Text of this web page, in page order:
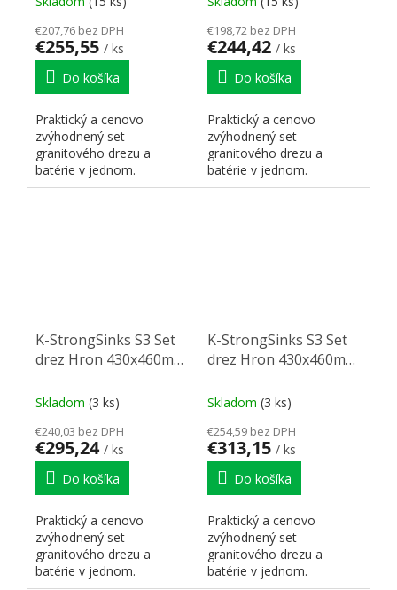
€207,76 bez DPH
€255,55 / ks
Do košíka
Praktický a cenovo
zvýhodnený set
granitového drezu a
batérie v jednom.
€198,72 bez DPH
€244,42 / ks
Do košíka
Praktický a cenovo
zvýhodnený set
granitového drezu a
batérie v jednom.
K-StrongSinks S3 Set
drez Hron 430x460mm
Batéria Garonne
Skladom (3 ks)
€240,03 bez DPH
€295,24 / ks
Do košíka
Praktický a cenovo
zvýhodnený set
granitového drezu a
batérie v jednom.
K-StrongSinks S3 Set
drez Hron 430x460mm
Batéria Loira čierna
Skladom (3 ks)
€254,59 bez DPH
€313,15 / ks
Do košíka
Praktický a cenovo
zvýhodnený set
granitového drezu a
batérie v jednom.